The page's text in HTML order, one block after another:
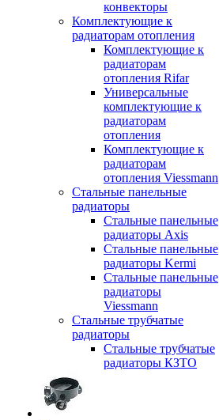
конвекторы
Комплектующие к
радиаторам отопления
Комплектующие к
радиаторам
отопления Rifar
Универсальные
комплектующие к
радиаторам
отопления
Комплектующие к
радиаторам
отопления Viessmann
Стальные панельные
радиаторы
Стальные панельные
радиаторы Axis
Стальные панельные
радиаторы Kermi
Стальные панельные
радиаторы
Viessmann
Стальные трубчатые
радиаторы
Стальные трубчатые
радиаторы КЗТО